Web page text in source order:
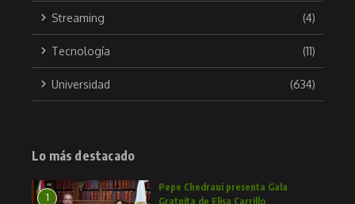
Streaming (4)
Tecnología (11)
Universidad (634)
Lo más destacado
1
Pepe Chedraui presenta Gala
Gratuita de Elisa Carrillo